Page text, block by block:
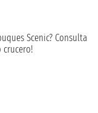
Scenic? Consulta